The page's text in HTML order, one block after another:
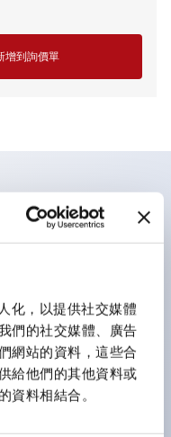
化，以提供社交媒體
們的社交媒體、廣告
網站的資料，這些合
給他們的其他資料或
資料相結合。
增到詢價單
，如今可用單一顆燈
危險或緊急狀況下，
識別。
，振動時也更安心